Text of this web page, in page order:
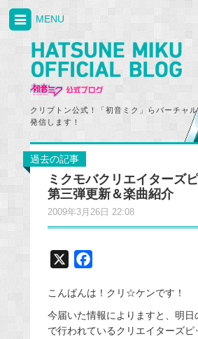
クリプトン公式！「初音ミク」らバーチャ
発信します！
MENU
過去の記事
ミクモバクリエイターズ
第三弾更新＆楽曲紹介
2009年3月26日 22:08
c
e
b
こんばんは！クリ☆ケンです！
今届いた情報によりますと、明日
で行われているクリエイターズピ